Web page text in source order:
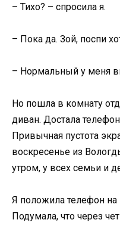
– Тихо? – спросила я.
– Пока да. Зой, поспи
– Нормальный у меня
Но пошла в комнату
диван. Достала
Привычная пустота
воскресенье из
утром, у всех семьи и
Я положила телефон на
Подумала, что через